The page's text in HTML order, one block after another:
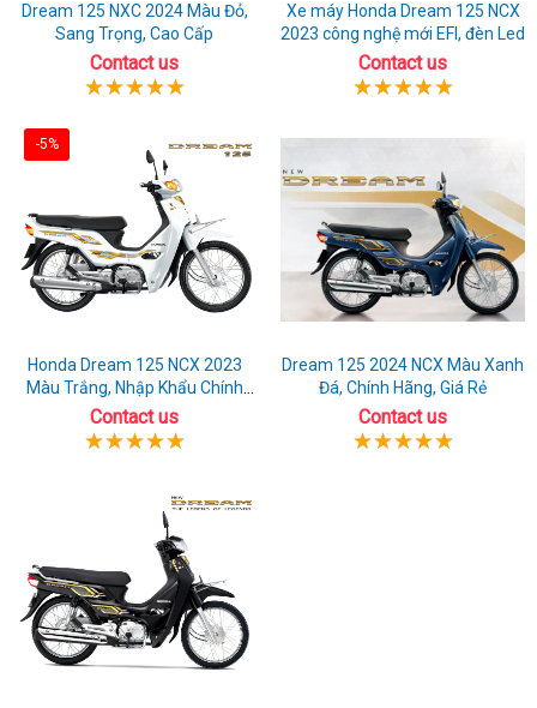
Dream 125 NXC 2024 Màu Đỏ,
Sang Trọng, Cao Cấp
Contact us
Xe máy Honda Dream 125 NCX
2023 công nghệ mới EFI, đèn Led
Contact us
-5%
Honda Dream 125 NCX 2023
Màu Trắng, Nhập Khẩu Chính
Hãng
Contact us
Dream 125 2024 NCX Màu Xanh
Đá, Chính Hãng, Giá Rẻ
Contact us